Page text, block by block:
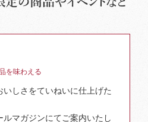
を味わえる
しさをていねいに仕上げた
ルマガジンにてご案内いたし